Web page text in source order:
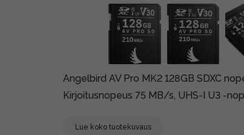
Angelbird AV Pro MK2 128GB SDXC
Kirjoitusnopeus 75 MB/s, UHS-I U3 -
Lue koko tuotekuvaus